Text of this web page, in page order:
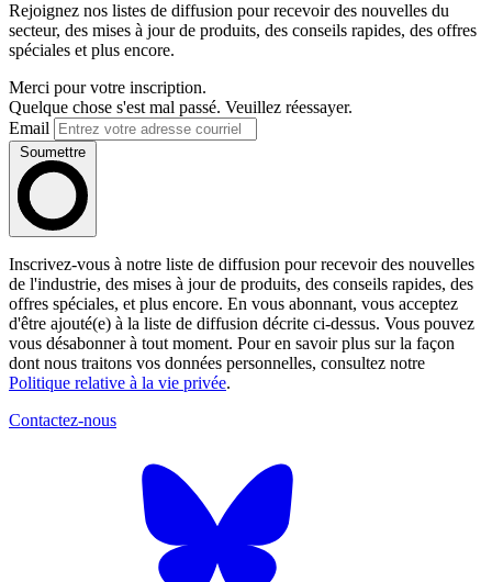
Rejoignez nos listes de diffusion pour recevoir des nouvelles du
secteur, des mises à jour de produits, des conseils rapides, des offres
spéciales et plus encore.
Merci pour votre inscription.
Quelque chose s'est mal passé. Veuillez réessayer.
Email
Soumettre
Inscrivez-vous à notre liste de diffusion pour recevoir des nouvelles
de l'industrie, des mises à jour de produits, des conseils rapides, des
offres spéciales, et plus encore. En vous abonnant, vous acceptez
d'être ajouté(e) à la liste de diffusion décrite ci-dessus. Vous pouvez
vous désabonner à tout moment. Pour en savoir plus sur la façon
dont nous traitons vos données personnelles, consultez notre
Politique relative à la vie privée.
Contactez-nous